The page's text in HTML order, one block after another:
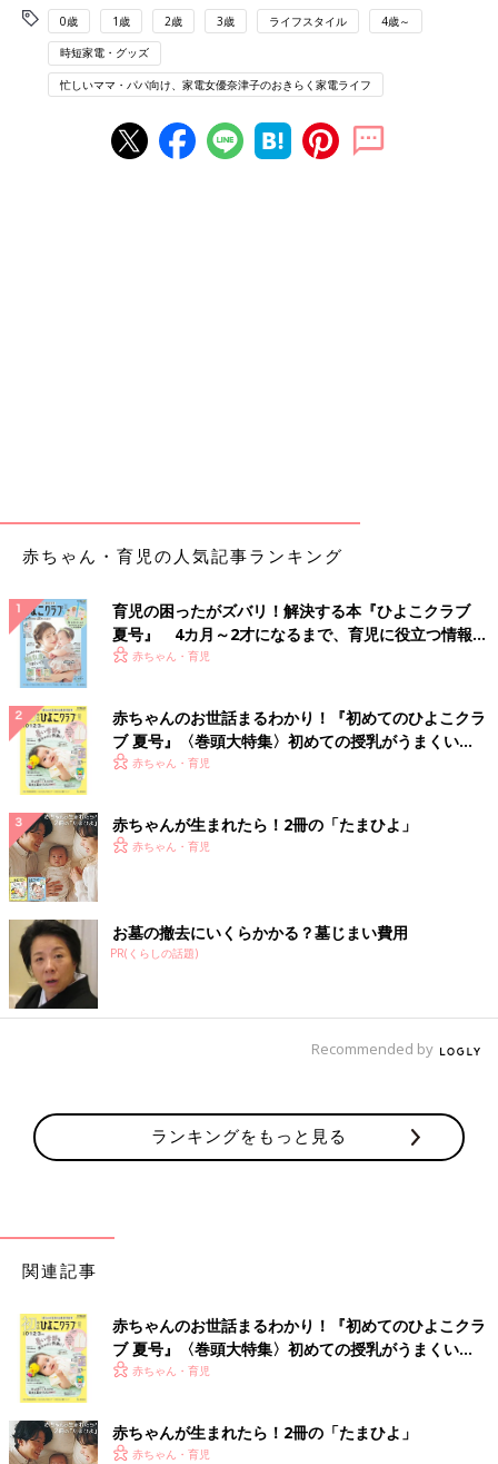
ラ秋葉原店にて、プロダクトダクトスペシャリストの勝田さんに
【子育て世帯におすすめの炊飯器】をお伺いしてきましたよ。
三菱電機の蒸気レスなら子どもの火傷の心配が抑え
られ、置き場所を問わないなど良いことづくめ
す。そのため、お子さんが高温の蒸気に触れてしまうキケンを防
ぎ、炊飯中のニオイも気になりません。
稼働中の静音声も高いのでお子さんの昼寝の邪魔をしませんし、
IH式にしては珍しくチャイルドロック機能がある点も好評です
ね。
蒸気を逃さないことで、ごはんの旨み成分と甘みもしっかりと閉
じ込めてくれるんですよ。超音波振動で給水を促進する機能もあ
るので、研いですぐに炊いてもふっくら炊き上がります。
食感は比較的しゃっきりめで、カレーなど汁気の多いおかずとの
相性もいいという声が多いですね。玄米や麦飯、中華粥など14種
類の炊き分けメニューも搭載されています」
おしゃれな見た目以上に実用面のメリットも大きいとは！
ほー！蒸気がでないスクエア型のデザインは、おしゃれなだけで
なく実用面でのメリットも大きいんですね。子どもだけでなくペ
ットがいるご家庭も安心できそう。炊飯中のニオイが抑えられる
個人的には蒸気がでないからこそ、ちょっとしたスペースに収納
したまま炊飯ができるのが本当に嬉しい！家電が150台以上あ
り、キッチンも家電まみれの我が家はイレギュラーでしょうが
（笑）、やはり子どもが生まれると、物が増えて溢れてしまうの
でキッチン周りのスペースを少しでも有効活用できるのは助かり
0歳 1歳 2歳 3歳 ライフスタイル 4歳～
時短家電・グッズ
忙しいママ・パパ向け、家電女優奈津子のおきらく家電ライフ
赤ちゃん・育児の人気記事ランキング
育児の困ったがズバリ！解決する本『ひよこクラブ
夏号』 4カ月～2才になるまで、育児に役立つ情報が
いっぱい！
赤ちゃん・育児
赤ちゃんのお世話まるわかり！『初めてのひよこクラ
ブ 夏号』〈巻頭大特集〉初めての授乳がうまくい
く！ おっぱい・ミルクの基本と夏のトラブル 解決テ
赤ちゃん・育児
赤ちゃんが生まれたら！2冊の「たまひよ」
赤ちゃん・育児
お墓の撤去にいくらかかる？墓じまい費用
PR(くらしの話題)
Recommended by
ランキングをもっと見る
関連記事
赤ちゃんのお世話まるわかり！『初めてのひよこクラ
ブ 夏号』〈巻頭大特集〉初めての授乳がうまくい
く！ おっぱい・ミルクの基本と夏のトラブル 解決テ
赤ちゃん・育児
赤ちゃんが生まれたら！2冊の「たまひよ」
赤ちゃん・育児